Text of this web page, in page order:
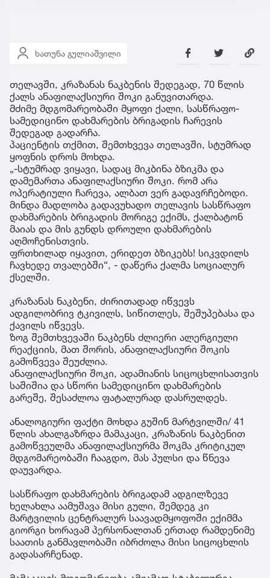
ხათუნა გულიაშვილი
თელავში, კრაზანას ნაკბენის შედეგად, 70 წლის
ქალს ანაფილაქსიური შოკი განუვითარდა.
მძიმე მდგომარეობაში მყოფი ქალი, სასწრაფო-
სამედიცინო დახმარების ბრიგადის ჩარევის
შედეგად გადარჩა.
პაციენტის თქმით, შემთხვევა თელავში, სტუმრად
ყოფნის დროს მოხდა.
„-სტუმრად ვიყავი, სადაც მიკბინა ბზიკმა და
დამემართა ანაფილაქსიური შოკი. რომ არა
ოპერატიული ჩარევა, ალბათ ვერ გადავრჩებოდი.
მინდა მადლობა გადავუხადო თელავის სასწრაფო
დახმარების ბრიგადის მორიგე ექიმს, ქალბატონ
მაიას და მის გუნდს დროული დახმარების
აღმოჩენისთვის.
ფრთხილად იყავით, ერიდეთ ბზიკებს! სიკვდილს
ჩავხედე თვალებში“, - დაწერა ქალმა სოციალურ
ქსელში.
კრაზანას ნაკბენი, ძირითადად იწვევს
ადგილობრივ ტკივილს, სიწითლეს, შეშუპებასა და
ქავილს იწვევს.
ზოგ შემთხვევაში ნაკბენს ძლიერი ალერგიული
რეაქციის, მათ შორის, ანაფილაქსიური შოკის
გამოწვევა შეუძლია.
ანაფილაქსიური შოკი, ადამიანის სიცოცხლისათვის
საშიშია და სწორი სამედიცინო დახმარების
გარეშე, შესაძლოა ფატალურად დასრულდეს.
ანალოგიური ფაქტი მოხდა გუშინ მარტვილში/ 41
წლის ახალგაზრდა მამაკაცი, კრაზანის ნაკბენით
გამოწვეულმა ანაფილაქსიურმა შოკმა კრიტიკულ
მდგომარეობაში ჩააგდო, მას პულსი და წნევა
დაუვარდა.
სასწრაფო დახმარების ბრიგადამ ადგილზევე
ხელახლა აამუშავა მისი გული, შემდეგ კი
მარტვილის ცენტრალურ საავადმყოფოში ექიმმა
გიორგი ხორავამ პერსონალთან ერთად რამდენიმე
საათის განმავლობაში იბრძოლა მისი სიცოცხლის
გადასარჩენად.